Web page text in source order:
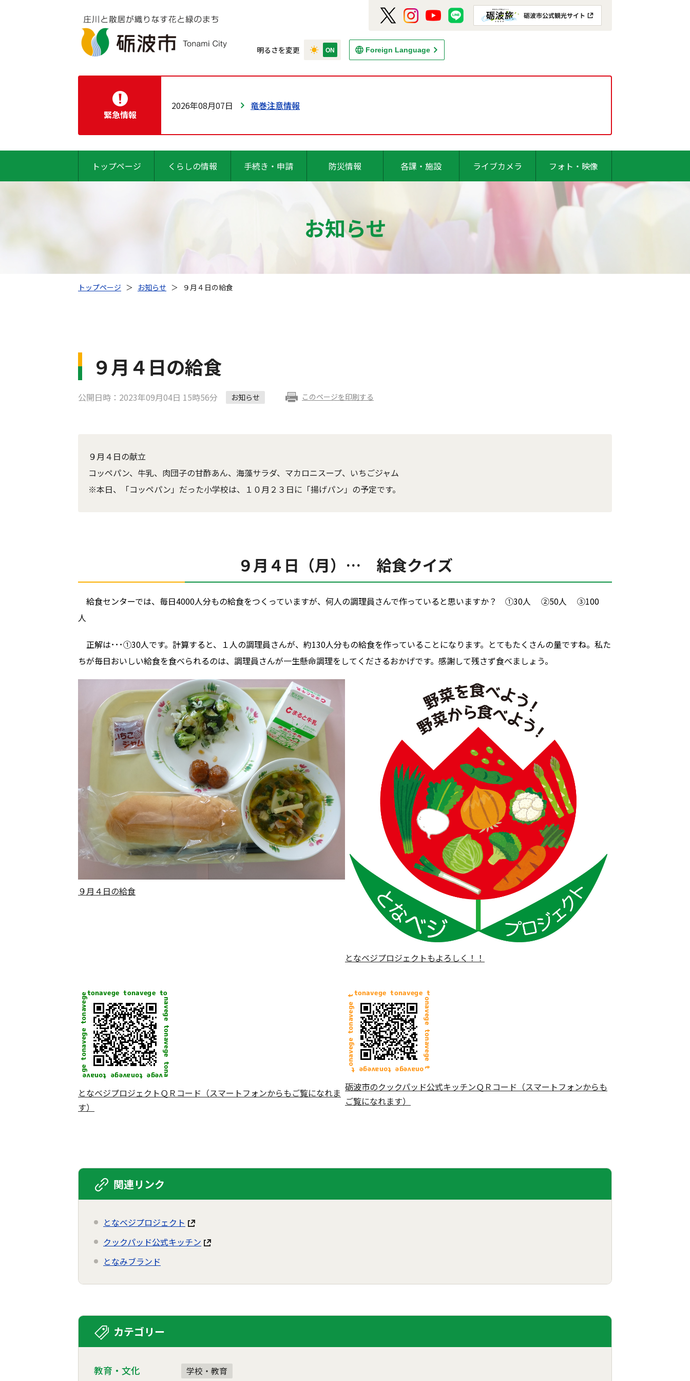
明るさを変更 Foreign Language
緊急情報
2026年08月07日 竜巻注意情報
トップページ くらしの情報 手続き・申請 防災情報 各課・施設 ライブカメラ フォト・映像
お知らせ
トップページ ＞ お知らせ ＞ ９月４日の給食
９月４日の給食
公開日時：2023年09月04日 15時56分 お知らせ このページを印刷する
９月４日の献立
コッペパン、牛乳、肉団子の甘酢あん、海藻サラダ、マカロニスープ、いちごジャム
※本日、「コッペパン」だった小学校は、１０月２３日に「揚げパン」の予定です。
９月４日（月）… 給食クイズ
給食センターでは、毎日4000人分もの給食をつくっていますが、何人の調理員さんで作っていると思いますか？ ➀30人 ➁50人 ➂100
人
正解は･･･➀30人です。計算すると、１人の調理員さんが、約130人分もの給食を作っていることになります。とてもたくさんの量ですね。私た
ちが毎日おいしい給食を食べられるのは、調理員さんが一生懸命調理をしてくださるおかげです。感謝して残さず食べましょう。
９月４日の給食
となベジプロジェクトもよろしく！！
となベジプロジェクトＱＲコード（スマートフォンからもご覧になれま
す）
砺波市のクックパッド公式キッチンＱＲコード（スマートフォンからも
ご覧になれます）
関連リンク
となベジプロジェクト
クックパッド公式キッチン
となみブランド
カテゴリー
教育・文化 学校・教育